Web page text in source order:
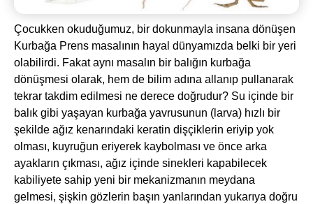
Çocukken okuduğumuz, bir dokunmayla insana dönüşen
Kurbağa Prens masalının hayal dünyamızda belki bir yeri
olabilirdi. Fakat aynı masalın bir balığın kurbağa
dönüşmesi olarak, hem de bilim adına allanıp pullanarak
tekrar takdim edilmesi ne derece doğrudur? Su içinde bir
balık gibi yaşayan kurbağa yavrusunun (larva) hızlı bir
şekilde ağız kenarındaki keratin dişçiklerin eriyip yok
olması, kuyruğun eriyerek kaybolması ve önce arka
ayakların çıkması, ağız içinde sinekleri kapabilecek
kabiliyete sahip yeni bir mekanizmanın meydana
gelmesi, şişkin gözlerin başın yanlarından yukarıya doğru